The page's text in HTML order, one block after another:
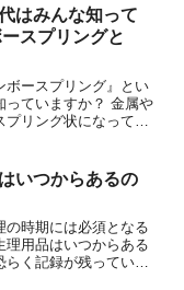
かく思い出すでしょ
くじ器...
はみんな知って
スプリングと
ボースプリング』とい
っていますか？ 金属や
リング状になってい
動いていく、という不
その独...
いつからあるの
の時期には必須となる
理用品はいつからある
く記録が残っていな